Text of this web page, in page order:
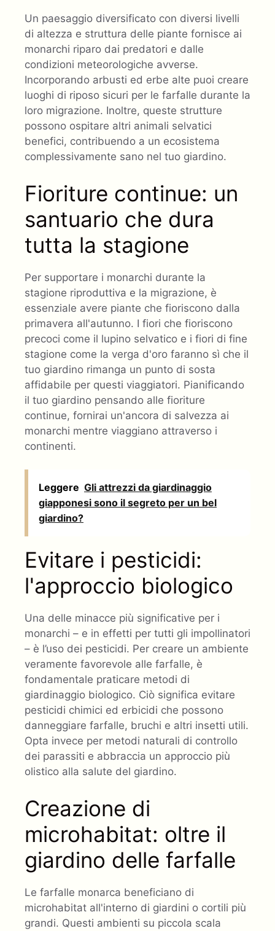
Un paesaggio diversificato con diversi livelli
di altezza e struttura delle piante fornisce ai
monarchi riparo dai predatori e dalle
condizioni meteorologiche avverse.
Incorporando arbusti ed erbe alte puoi creare
luoghi di riposo sicuri per le farfalle durante la
loro migrazione. Inoltre, queste strutture
possono ospitare altri animali selvatici
benefici, contribuendo a un ecosistema
complessivamente sano nel tuo giardino.
Fioriture continue: un
santuario che dura
tutta la stagione
Per supportare i monarchi durante la
stagione riproduttiva e la migrazione, è
essenziale avere piante che fioriscono dalla
primavera all'autunno. I fiori che fioriscono
precoci come il lupino selvatico e i fiori di fine
stagione come la verga d'oro faranno sì che il
tuo giardino rimanga un punto di sosta
affidabile per questi viaggiatori. Pianificando
il tuo giardino pensando alle fioriture
continue, fornirai un'ancora di salvezza ai
monarchi mentre viaggiano attraverso i
continenti.
Leggere Gli attrezzi da giardinaggio
giapponesi sono il segreto per un bel
giardino?
Evitare i pesticidi:
l'approccio biologico
Una delle minacce più significative per i
monarchi – e in effetti per tutti gli impollinatori
– è l’uso dei pesticidi. Per creare un ambiente
veramente favorevole alle farfalle, è
fondamentale praticare metodi di
giardinaggio biologico. Ciò significa evitare
pesticidi chimici ed erbicidi che possono
danneggiare farfalle, bruchi e altri insetti utili.
Opta invece per metodi naturali di controllo
dei parassiti e abbraccia un approccio più
olistico alla salute del giardino.
Creazione di
microhabitat: oltre il
giardino delle farfalle
Le farfalle monarca beneficiano di
microhabitat all'interno di giardini o cortili più
grandi. Questi ambienti su piccola scala